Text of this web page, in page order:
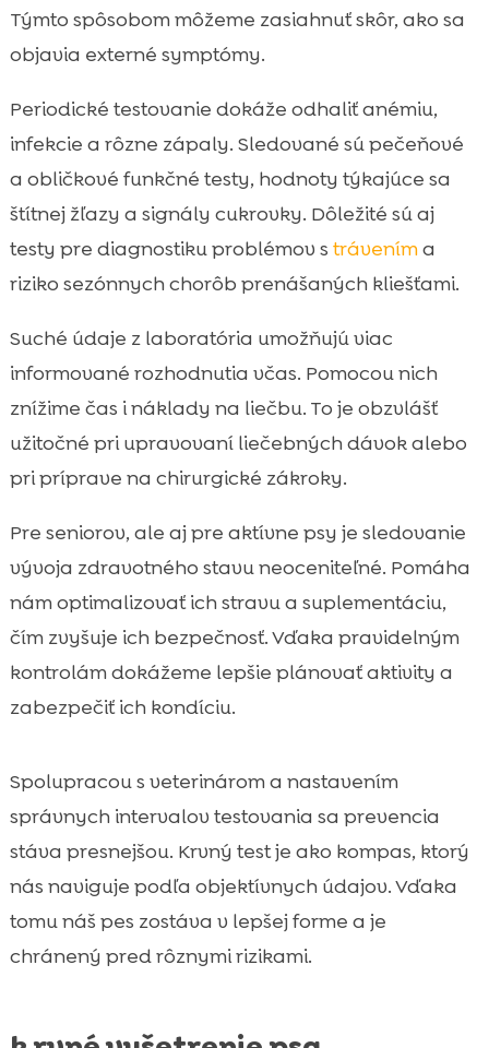
Týmto spôsobom môžeme zasiahnuť skôr, ako sa
objavia externé symptómy.
Periodické testovanie dokáže odhaliť anémiu,
infekcie a rôzne zápaly. Sledované sú pečeňové
a obličkové funkčné testy, hodnoty týkajúce sa
štítnej žľazy a signály cukrovky. Dôležité sú aj
testy pre diagnostiku problémov s tráveníma
riziko sezónnych chorôb prenášaných kliešťami.
Suché údaje z laboratória umožňujú viac
informované rozhodnutia včas. Pomocou nich
znížime čas i náklady na liečbu. To je obzvlášť
užitočné pri upravovaní liečebných dávok alebo
pri príprave na chirurgické zákroky.
Pre seniorov, ale aj pre aktívne psy je sledovanie
vývoja zdravotného stavu neoceniteľné. Pomáha
nám optimalizovať ich stravu a suplementáciu,
čím zvyšuje ich bezpečnosť. Vďaka pravidelným
kontrolám dokážeme lepšie plánovať aktivity a
zabezpečiť ich kondíciu.
Spolupracou s veterinárom a nastavením
správnych intervalov testovania sa prevencia
stáva presnejšou. Krvný test je ako kompas, ktorý
nás naviguje podľa objektívnych údajov. Vďaka
tomu náš pes zostáva v lepšej forme a je
chránený pred rôznymi rizikami.